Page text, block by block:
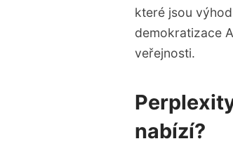
které jsou
demokratizace
veřejnosti.
nabízí?